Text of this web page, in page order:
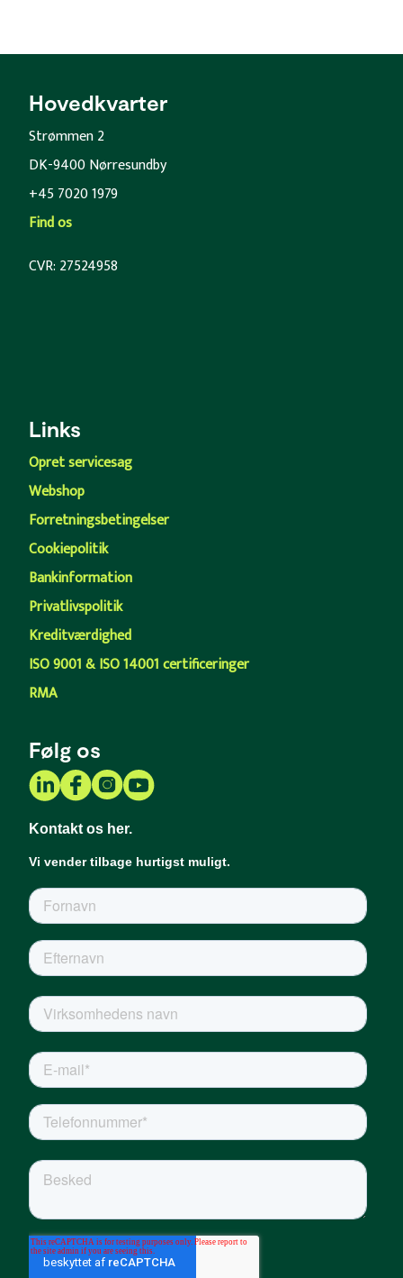
Hovedkvarter
Strømmen 2
DK-9400 Nørresundby
+45 7020 1979
Find os
CVR: 27524958
Links
Opret servicesag
Webshop
Forretningsbetingelser
Cookiepolitik
Bankinformation
Privatlivspolitik
Kreditværdighed
ISO 9001 & ISO 14001 certificeringer
RMA
Følg os